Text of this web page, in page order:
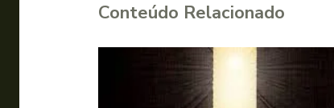
Conteúdo Relacionado